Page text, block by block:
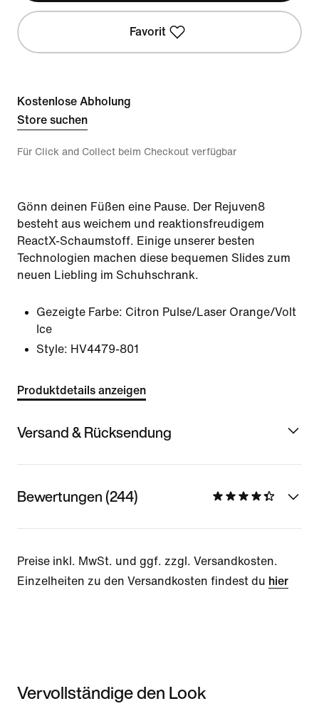
Favorit
Kostenlose Abholung
Store suchen
Für Click and Collect beim Checkout verfügbar
Gönn deinen Füßen eine Pause. Der Rejuven8
besteht aus weichem und reaktionsfreudigem
ReactX-Schaumstoff. Einige unserer besten
Technologien machen diese bequemen Slides zum
neuen Liebling im Schuhschrank.
Gezeigte Farbe: Citron Pulse/Laser Orange/Volt
Ice
Style: HV4479-801
Produktdetails anzeigen
Versand & Rücksendung
Bewertungen (244)
Preise inkl. MwSt. und ggf. zzgl. Versandkosten.
Einzelheiten zu den Versandkosten findest du hier
Vervollständige den Look